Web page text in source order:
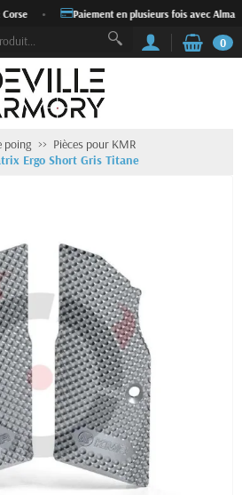
Paiement en plusieurs fois avec Alma
0
poing
Pièces pour KMR
Ergo Short Gris Titane